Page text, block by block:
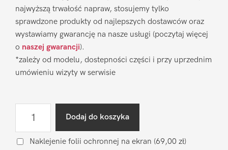
najwyższą trwałość napraw, stosujemy tylko
sprawdzone produkty od najlepszych dostawców oraz
wystawiamy gwarancję na nasze usługi (poczytaj więcej
o naszej gwarancji).
*zależy od modelu, dostepności części i przy uprzednim
umówieniu wizyty w serwisie
szkiełka
Dodaj do koszyka
Naklejenie folii ochronnej na ekran (69,00 zł)